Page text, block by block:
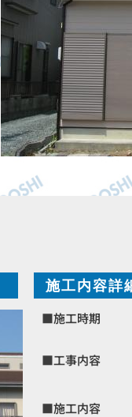
施工内容詳
■施工時期
■工事内容
■施工内容